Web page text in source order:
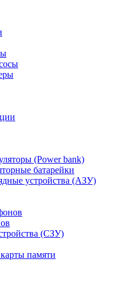
(Power bank)
батарейки
устройства (АЗУ)
(СЗУ)
памяти